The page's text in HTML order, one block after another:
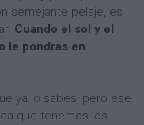
semejante pelaje, es
Cuando el sol y el
le pondrás en
ya lo sabes, pero ese
que tenemos los